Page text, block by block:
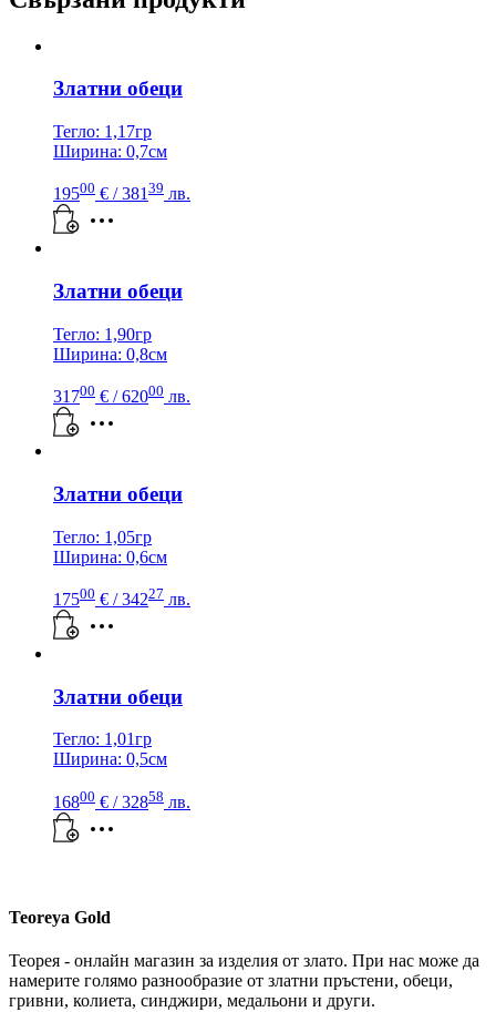
Златни обеци
Тегло: 1,17гр
Ширина: 0,7см
19500 € / 38139 лв.
Златни обеци
Тегло: 1,90гр
Ширина: 0,8см
31700 € / 62000 лв.
Златни обеци
Тегло: 1,05гр
Ширина: 0,6см
17500 € / 34227 лв.
Златни обеци
Тегло: 1,01гр
Ширина: 0,5см
16800 € / 32858 лв.
Teoreya Gold
Теорея - онлайн магазин за изделия от злато. При нас може да
намерите голямо разнообразие от златни пръстени, обеци,
гривни, колиета, синджири, медальони и други.